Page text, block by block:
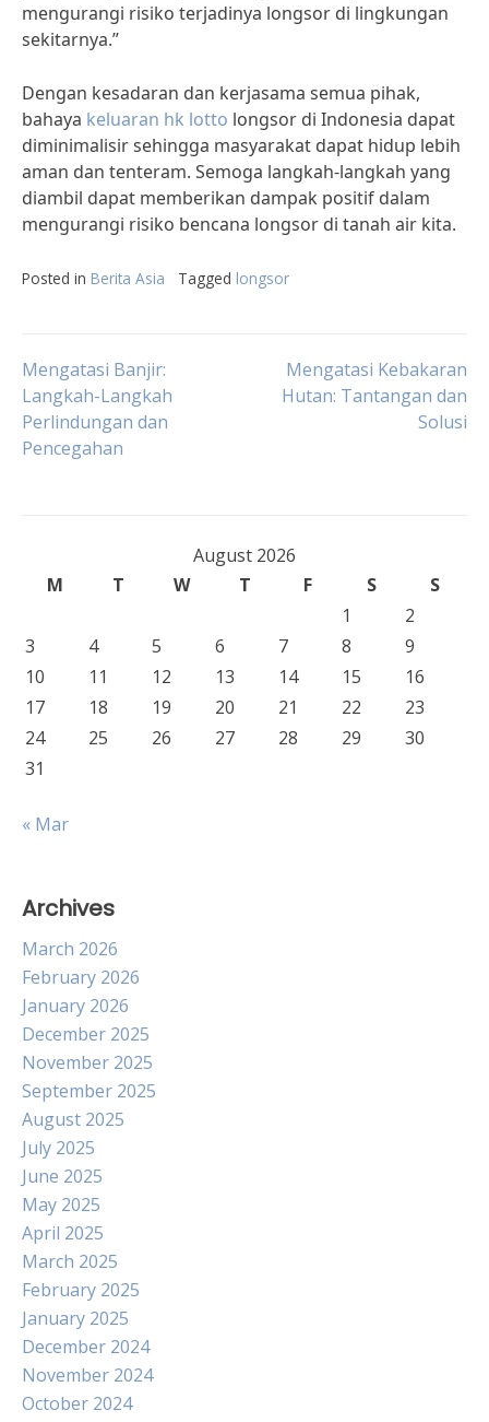
mengurangi risiko terjadinya longsor di lingkungan
sekitarnya.”
Dengan kesadaran dan kerjasama semua pihak,
bahaya keluaran hk lotto longsor di Indonesia dapat
diminimalisir sehingga masyarakat dapat hidup lebih
aman dan tenteram. Semoga langkah-langkah yang
diambil dapat memberikan dampak positif dalam
mengurangi risiko bencana longsor di tanah air kita.
Posted in Berita Asia Tagged longsor
Post
navigation
Mengatasi Banjir:
Langkah-Langkah
Perlindungan dan
Pencegahan
Mengatasi Kebakaran
Hutan: Tantangan dan
Solusi
August 2026
M
T W T F S
S
1
2
3
4 5 6 7 8
9
10
11 12 13 14 15
16
17
18 19 20 21 22
23
24
25 26 27 28 29
30
31
« Mar
Archives
March 2026
February 2026
January 2026
December 2025
November 2025
September 2025
August 2025
July 2025
June 2025
May 2025
April 2025
March 2025
February 2025
January 2025
December 2024
November 2024
October 2024